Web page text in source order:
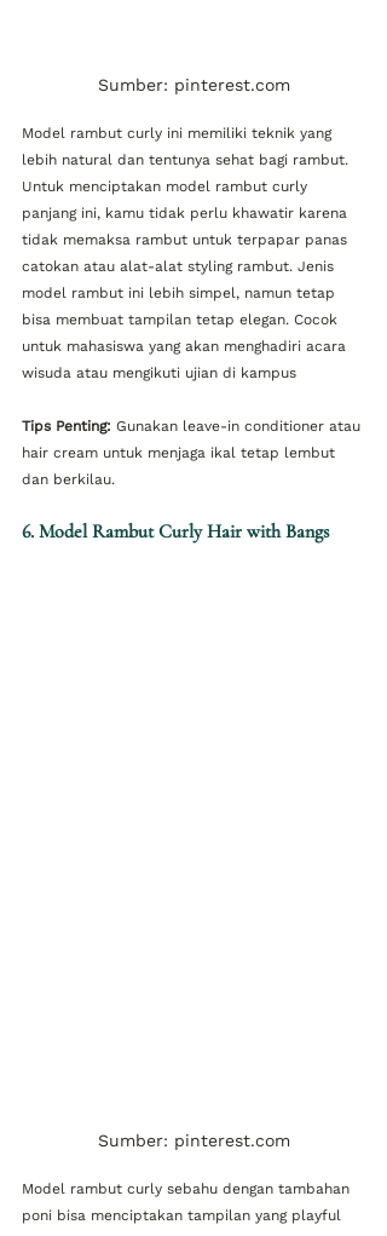
Sumber: pinterest.com
Model rambut curly ini memiliki teknik yang
lebih natural dan tentunya sehat bagi rambut.
Untuk menciptakan model rambut curly
panjang ini, kamu tidak perlu khawatir karena
tidak memaksa rambut untuk terpapar panas
catokan atau alat-alat styling rambut. Jenis
model rambut ini lebih simpel, namun tetap
bisa membuat tampilan tetap elegan. Cocok
untuk mahasiswa yang akan menghadiri acara
wisuda atau mengikuti ujian di kampus
Tips Penting: Gunakan leave-in conditioner atau
hair cream untuk menjaga ikal tetap lembut
dan berkilau.
6. Model Rambut Curly Hair with Bangs
Sumber: pinterest.com
Model rambut curly sebahu dengan tambahan
poni bisa menciptakan tampilan yang playful